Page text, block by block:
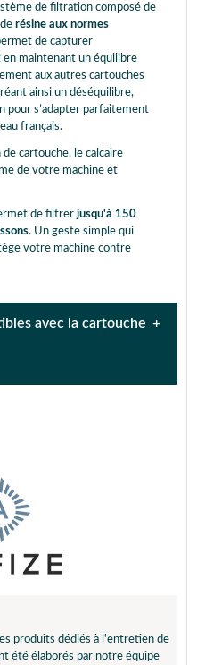
de filtration composé de
résine aux normes
de capturer
maintenant un équilibre
aux autres cartouches
ainsi un déséquilibre,
pour s’adapter parfaitement
français.
cartouche, le calcaire
de votre machine et
de filtrer jusqu'à 150
. Un geste simple qui
votre machine contre
avec la cartouche
QUATTRO FORCE
ARABICA PICTO EA8105
QUATTRO FORCE
COMBI K 2
COMBI K2 XP2
produits dédiés à l'entretien de
été élaborés par notre équipe